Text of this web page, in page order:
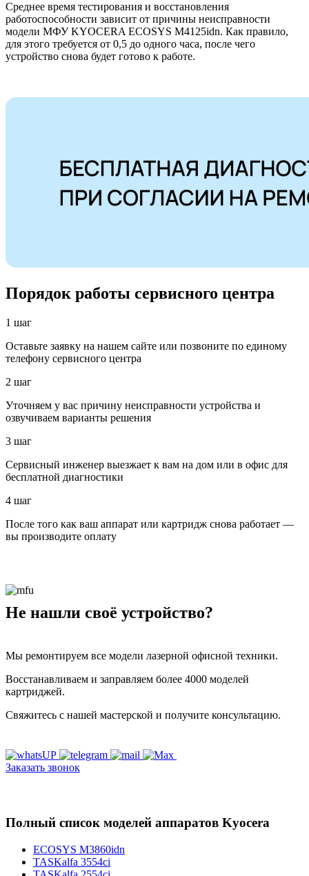
Среднее время тестирования и восстановления
работоспособности зависит от причины неисправности
модели МФУ KYOCERA ECOSYS M4125idn. Как правило,
для этого требуется от 0,5 до одного часа, после чего
устройство снова будет готово к работе.
Порядок работы сервисного центра
1 шаг
Оставьте заявку на нашем сайте или позвоните по единому
телефону сервисного центра
2 шаг
Уточняем у вас причину неисправности устройства и
озвучиваем варианты решения
3 шаг
Сервисный инженер выезжает к вам на дом или в офис для
бесплатной диагностики
4 шаг
После того как ваш аппарат или картридж снова работает —
вы производите оплату
Не нашли своё устройство?
Мы ремонтируем все модели лазерной офисной техники.
Восстанавливаем и заправляем более 4000 моделей
картриджей.
Свяжитесь с нашей мастерской и получите консультацию.
Заказать звонок
Полный список моделей аппаратов Kyocera
ECOSYS M3860idn
TASKalfa 3554ci